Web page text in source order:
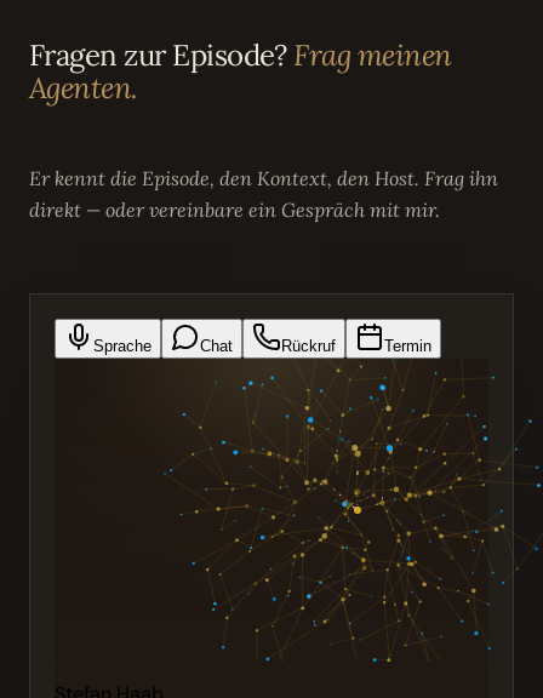
Fragen zur Episode?Frag meinen
Agenten.
Er kennt die Episode, den Kontext, den Host. Frag ihn
direkt — oder vereinbare ein Gespräch mit mir.
Sprache Chat Rückruf Termin